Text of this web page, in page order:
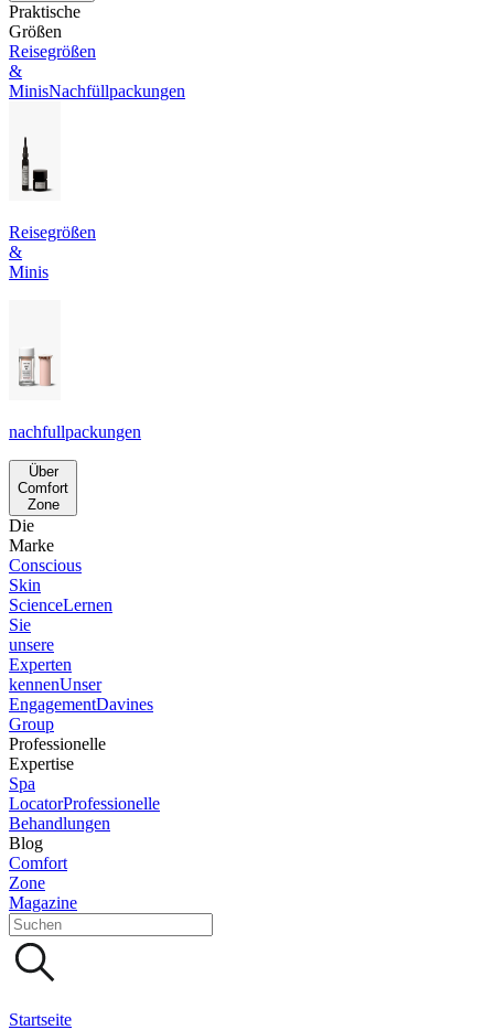
Praktische
Größen
Reisegrößen
&
MinisNachfüllpackungen
Reisegrößen
&
Minis
nachfullpackungen
Über
Comfort
Zone
Die
Marke
Conscious
Skin
ScienceLernen
Sie
unsere
Experten
kennenUnser
EngagementDavines
Group
Professionelle
Expertise
Spa
LocatorProfessionelle
Behandlungen
Blog
Comfort
Zone
Magazine
Startseite